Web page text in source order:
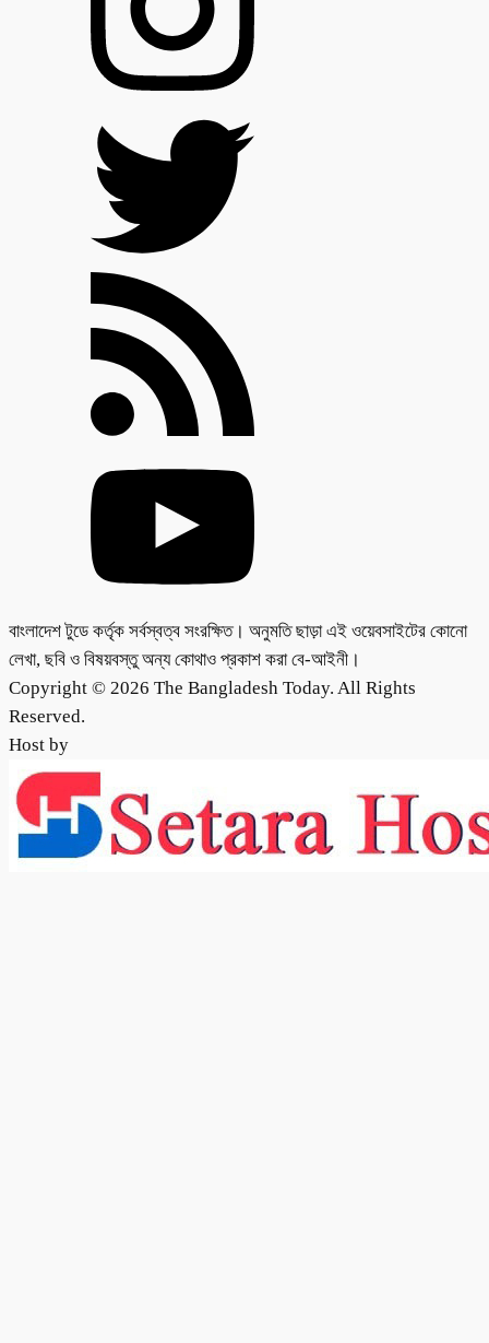
বাংলাদেশ টুডে কর্তৃক সর্বস্বত্ব সংরক্ষিত। অনুমতি ছাড়া এই ওয়েবসাইটের কোনো
লেখা, ছবি ও বিষয়বস্তু অন্য কোথাও প্রকাশ করা বে-আইনী।
Copyright © 2026 The Bangladesh Today. All Rights
Reserved.
Host by